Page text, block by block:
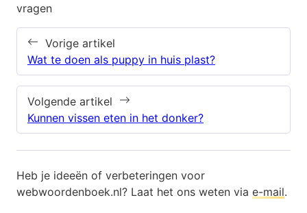
vragen
Vorige artikel
Wat te doen als puppy in huis plast?
Volgende artikel
Kunnen vissen eten in het donker?
Heb je ideeën of verbeteringen voor
webwoordenboek.nl? Laat het ons weten via e-mail.